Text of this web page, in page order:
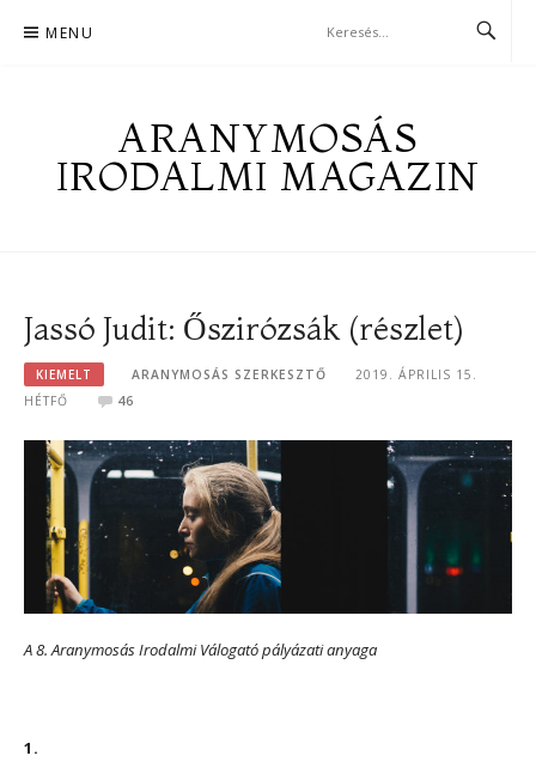
MENU
ARANYMOSÁS
IRODALMI MAGAZIN
Jassó Judit: Őszirózsák (részlet)
KIEMELT ARANYMOSÁS SZERKESZTŐ
2019. ÁPRILIS 15.
HÉTFŐ
46
A 8. Aranymosás Irodalmi Válogató pályázati anyaga
1.